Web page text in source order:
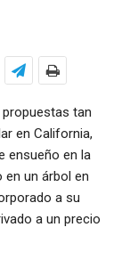
tan
en California,
ensueño en la
en un árbol en
a su
a un precio